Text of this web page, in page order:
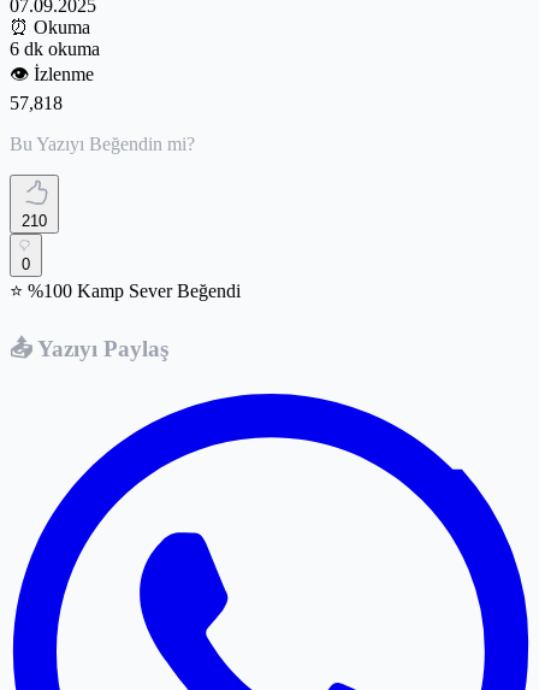
07.09.2025
⏰ Okuma
6 dk okuma
👁️ İzlenme
57,818
Bu Yazıyı Beğendin mi?
210
0
⭐ %100 Kamp Sever Beğendi
📤 Yazıyı Paylaş